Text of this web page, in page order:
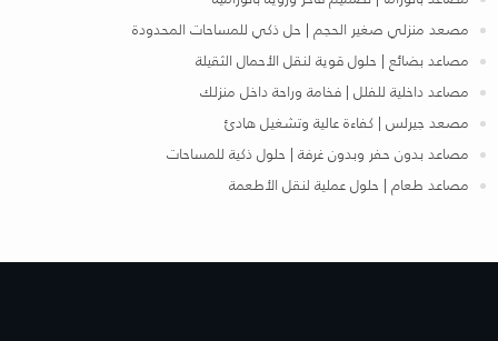
مصعد منزلي صغير الحجم | حل ذكي للمساحات المحدودة
مصاعد بضائع | حلول قوية لنقل الأحمال الثقيلة
مصاعد داخلية للفلل | فخامة وراحة داخل منزلك
مصعد جيرلس | كفاءة عالية وتشغيل هادئ
مصاعد بدون حفر وبدون غرفة | حلول ذكية للمساحات
مصاعد طعام | حلول عملية لنقل الأطعمة